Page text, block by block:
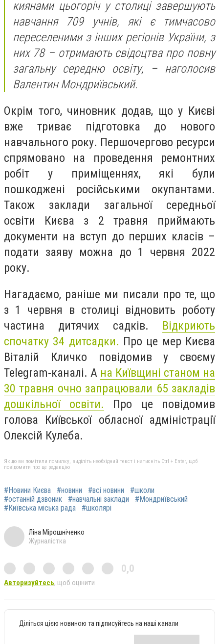
киянами цьогоріч у столиці завершують
навчання 709 учнів, які є тимчасово
переселеними з інших регіонів України, з
них 78 – отримають свідоцтва про повну
загальну середню освіту, – наголосив
Валентин Мондриївський.
Окрім того, чиновник додав, що у Києві
вже триває підготовка до нового
навчального року. Першочергово ресурси
спрямовано на проведення ремонтних
робіт у приміщеннях, які були
пошкоджені російськими окупантами.
Також заклади загальної середньої
освіти Києва з 2 травня приймають
документи на вступ до перших класів –
подати заяву можна до 1 червня 2022
року.
Нагадаємо, раніше ми писали про те, що
з 1 червня в столиці відновить роботу
частина дитячих садків. Відкриють
спочатку 34 дитсадки. Про це мер Києва
Віталій Кличко повідомив у своєму
Telegram-каналі. А на Київщині станом на
30 травня очно запрацювали 65 закладів
дошкільної освіти. Про це повідомив
голова Київської обласної адміністрації
Олексій Кулеба.
Якщо ви помітили помилку, виділіть необхідний текст і натисніть Ctrl + Enter, щоб
повідомити про це редакцію
#Новини Києва #новини #всі новини
#школи
#останній дзвоник
#навчальні заклади
#Мондриївський
#Київська міська рада
#школярі
Ліна Мірошніченко
Журналістка
0,0
Авторизуйтесь, щоб оцінити
Діліться цією новиною та підписуйтесь на наші канали